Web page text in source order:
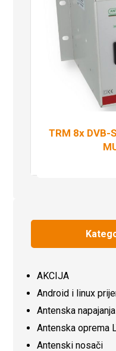
TRM 8x DVB-
AKCIJA
Android i linux
Antenska napajanja
Antenska oprema
Antenski nosači